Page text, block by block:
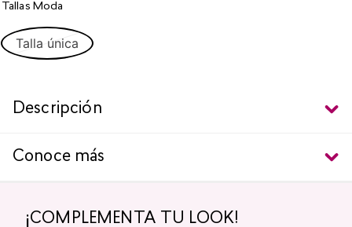
Tallas Moda
Talla única
Descripción
Conoce más
¡COMPLEMENTA TU LOOK!